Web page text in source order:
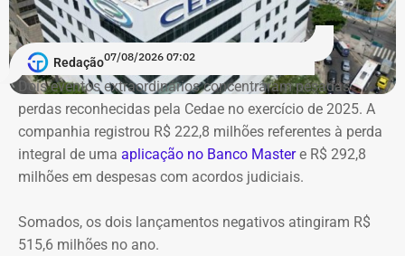
camarotes, palco, sancas de iluminação e forro acústico
originais;
Salas multiúso e de projeção secundárias no mezanino para
palestras, seminários e cineclube;
Espaços de formação: salas de cursos, oficinas de dança,
estúdios de edição de áudio e vídeo e centro de TI;
Áreas de convivência: biblioteca, museu digital, cafeteria e
reurbanização do entorno com praça e teatro de arena.
publicação do decreto consolida uma antiga reivindicação
pela preservação do Cine Vaz Lobo. Criado em 2010 por
Redação07/08/2026 07:02
Dois eventos extraordinários concentraram pesadas
perdas reconhecidas pela Cedae no exercício de 2025. A
companhia registrou R$ 222,8 milhões referentes à perda
integral de uma aplicação no Banco Mastere R$ 292,8
milhões em despesas com acordos judiciais.
Somados, os dois lançamentos negativos atingiram R$
515,6 milhões no ano.